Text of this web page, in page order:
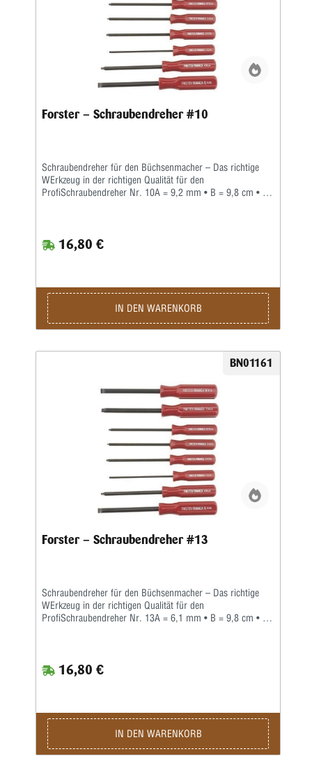
Forster – Schraubendreher #10
Schraubendreher für den Büchsenmacher – Das richtige
WErkzeug in der richtigen Qualität für den
ProfiSchraubendreher Nr. 10A = 9,2 mm • B = 9,8 cm • C
Jeder Profi weiß, dass man nicht nur Zeit und Mühe spart,
wenn man den richtigen Schraubendreher für jede Arbeit
können.Forster bietet eine Palette spezieller
Schraubendreher an, diespeziell für die besonderen
Schrauben entwickelt wurden, die der Büchsenmacher
häufig antrifft. Gleichzeitig sind diese
genug für den Einsatz bei vielen anderen Arbeiten.Alle
Forster-Schraubendreher sind aus gehärtetem Stahl der
Spezialschraubendreher sind einzeln erhältlich.Acht der
Meistbenutzten von Ihnen sind daneben auch zu einem
praktischen Set zusammengefasst worden.
16,80 €
IN DEN WARENKORB
BN01161
Forster – Schraubendreher #13
Schraubendreher für den Büchsenmacher – Das richtige
WErkzeug in der richtigen Qualität für den
ProfiSchraubendreher Nr. 13A = 6,1 mm • B = 9,8 cm • C
Jeder Profi weiß, dass man nicht nur Zeit und Mühe spart,
wenn man den richtigen Schraubendreher für jede Arbeit
können.Forster bietet eine Palette spezieller
Schraubendreher an, diespeziell für die besonderen
Schrauben entwickelt wurden, die der Büchsenmacher
häufig antrifft. Gleichzeitig sind diese
16,80 €
IN DEN WARENKORB